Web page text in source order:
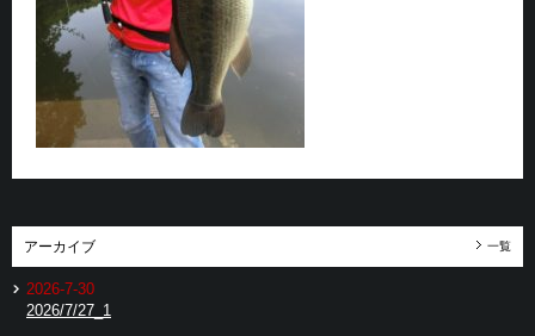
アーカイブ 一覧
2026-7-30
2026/7/27_1